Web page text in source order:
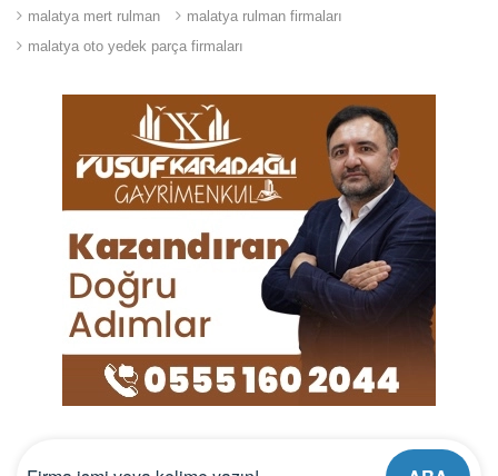
malatya mert rulman
malatya rulman firmaları
malatya oto yedek parça firmaları